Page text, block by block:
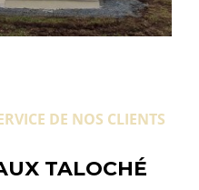
DE NOS CLIENTS
TALOCHÉ